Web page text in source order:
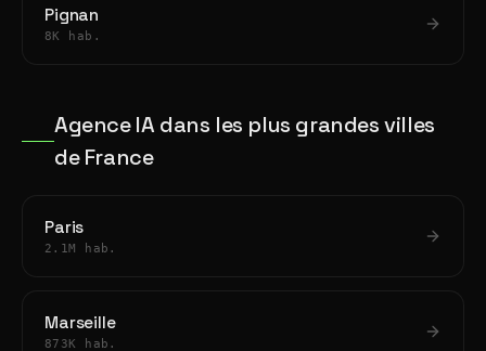
Pignan
8K hab.
Agence IA dans les plus grandes villes
de France
Paris
2.1M hab.
Marseille
873K hab.